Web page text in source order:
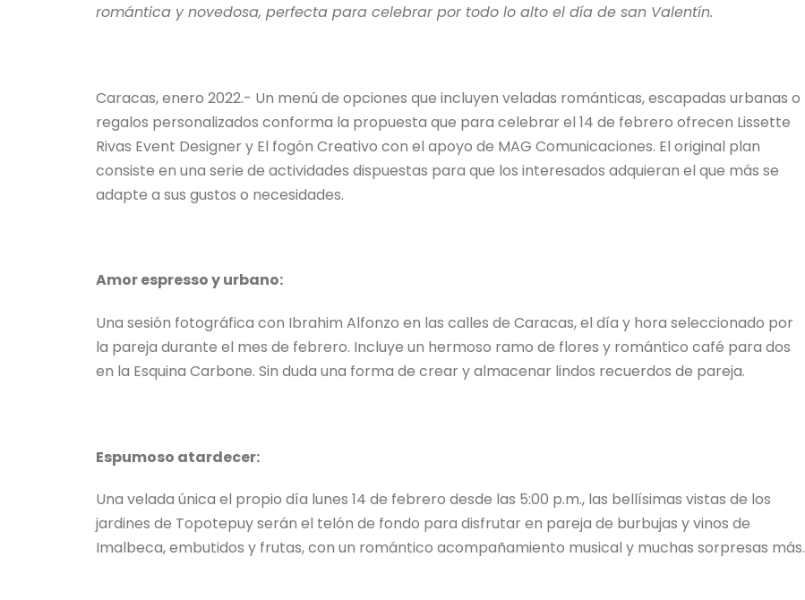
romántica y novedosa, perfecta para celebrar por todo lo alto el día de san Valentín.
Caracas, enero 2022.- Un menú de opciones que incluyen veladas románticas, escapadas urbanas o
regalos personalizados conforma la propuesta que para celebrar el 14 de febrero ofrecen Lissette
Rivas Event Designer y El fogón Creativo con el apoyo de MAG Comunicaciones. El original plan
consiste en una serie de actividades dispuestas para que los interesados adquieran el que más se
adapte a sus gustos o necesidades.
Amor espresso y urbano:
Una sesión fotográfica con Ibrahim Alfonzo en las calles de Caracas, el día y hora seleccionado por
la pareja durante el mes de febrero. Incluye un hermoso ramo de flores y romántico café para dos
en la Esquina Carbone. Sin duda una forma de crear y almacenar lindos recuerdos de pareja.
Espumoso atardecer:
Una velada única el propio día lunes 14 de febrero desde las 5:00 p.m., las bellísimas vistas de los
jardines de Topotepuy serán el telón de fondo para disfrutar en pareja de burbujas y vinos de
Imalbeca, embutidos y frutas, con un romántico acompañamiento musical y muchas sorpresas más.